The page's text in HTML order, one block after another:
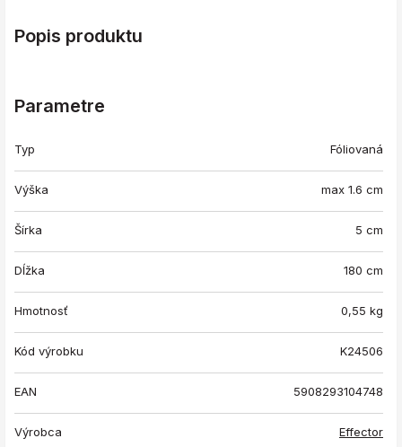
Popis produktu
Parametre
Typ Fóliovaná
Výška max 1.6 cm
Šírka 5 cm
Dĺžka 180 cm
Hmotnosť 0,55 kg
Kód výrobku K24506
EAN 5908293104748
Výrobca Effector